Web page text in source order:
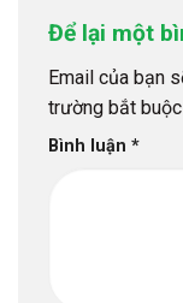
Để lại một
Email của bạn
trường bắt
Bình luận *